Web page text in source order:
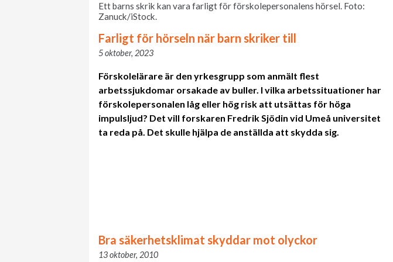
Ett barns skrik kan vara farligt för förskolepersonalens hörsel. Foto:
Zanuck/iStock.
Farligt för hörseln när barn skriker till
5 oktober, 2023
Förskolelärare är den yrkesgrupp som anmält flest
arbetssjukdomar orsakade av buller. I vilka arbetssituationer har
förskolepersonalen låg eller hög risk att utsättas för höga
impulsljud? Det vill forskaren Fredrik Sjödin vid Umeå universitet
ta reda på. Det skulle hjälpa de anställda att skydda sig.
Bra säkerhetsklimat skyddar mot olyckor
13 oktober, 2010